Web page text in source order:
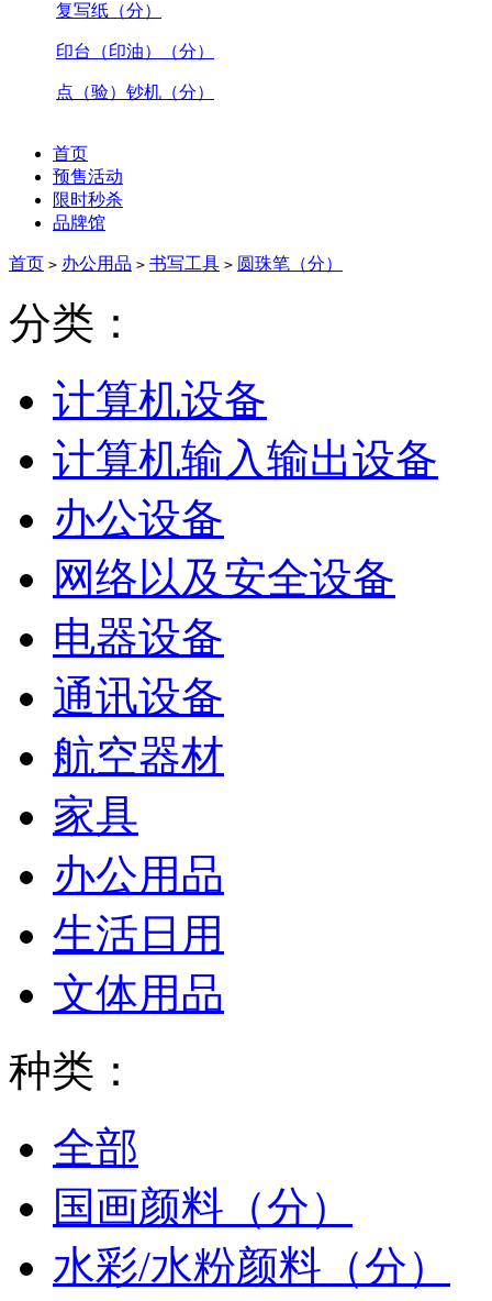
复写纸（分）
印台（印油）（分）
点（验）钞机（分）
首页
预售活动
限时秒杀
品牌馆
首页 > 办公用品 > 书写工具 > 圆珠笔（分）
分类：
计算机设备
计算机输入输出设备
办公设备
网络以及安全设备
电器设备
通讯设备
航空器材
家具
办公用品
生活日用
文体用品
种类：
全部
国画颜料（分）
水彩/水粉颜料（分）